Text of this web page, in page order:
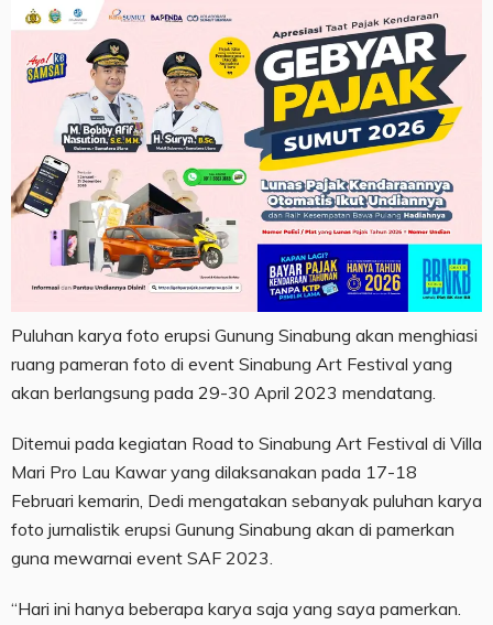
Puluhan karya foto erupsi Gunung Sinabung akan menghiasi
ruang pameran foto di event Sinabung Art Festival yang
akan berlangsung pada 29-30 April 2023 mendatang.
Ditemui pada kegiatan Road to Sinabung Art Festival di Villa
Mari Pro Lau Kawar yang dilaksanakan pada 17-18
Februari kemarin, Dedi mengatakan sebanyak puluhan karya
foto jurnalistik erupsi Gunung Sinabung akan di pamerkan
guna mewarnai event SAF 2023.
“Hari ini hanya beberapa karya saja yang saya pamerkan.